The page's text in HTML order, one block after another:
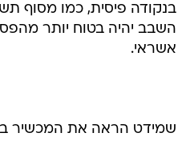
בנקודה פיסית, כמו מסוף
השבב יהיה בטוח יותר
אשראי.
שמידט הראה את המכשיר